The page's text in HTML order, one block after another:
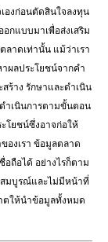
องก่อนตัดสินใจลงทุน
กแบบมาเพื่อส่งเสริม
ลาดเท่านั้น แม้ว่าเรา
ผลประโยชน์จากคำ
ร้าง รักษาและดำเนิน
ำเนินการตามขั้นตอน
โยชน์ซึ่งอาจก่อให้
องเรา ข้อมูลตลาด
อถือได้ อย่างไรก็ตาม
สมบูรณ์และไม่มีหน้าที่
ตให้นำข้อมูลทั้งหมด